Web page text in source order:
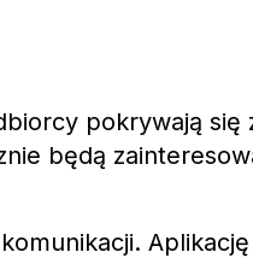
pokrywają się
będą